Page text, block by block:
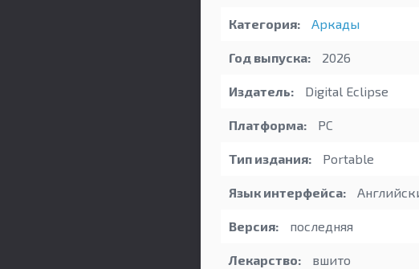
Категория: Аркады
Год выпуска: 2026
Издатель: Digital Eclipse
Платформа: PC
Тип издания: Portable
Язык интерфейса:
Версия: последняя
Лекарство: вшито